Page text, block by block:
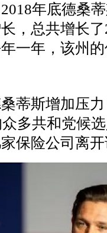
2018年底德桑
，总共增长了
一年，该州
蒂斯增加压
多共和党候
保险公司离